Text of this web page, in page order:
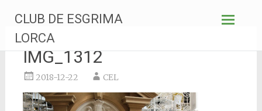
contenido
CLUB DE ESGRIMA
LORCA
IMG_1312
2018-12-22 CEL